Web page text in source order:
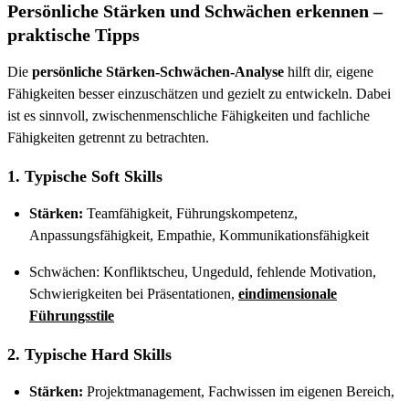
Persönliche Stärken und Schwächen erkennen –
praktische Tipps
Die persönliche Stärken-Schwächen-Analyse hilft dir, eigene
Fähigkeiten besser einzuschätzen und gezielt zu entwickeln. Dabei
ist es sinnvoll, zwischenmenschliche Fähigkeiten und fachliche
Fähigkeiten getrennt zu betrachten.
1. Typische Soft Skills
Stärken: Teamfähigkeit, Führungskompetenz,
Anpassungsfähigkeit, Empathie, Kommunikationsfähigkeit
Schwächen: Konfliktscheu, Ungeduld, fehlende Motivation,
Schwierigkeiten bei Präsentationen, eindimensionale
Führungsstile
2. Typische Hard Skills
Stärken: Projektmanagement, Fachwissen im eigenen Bereich,